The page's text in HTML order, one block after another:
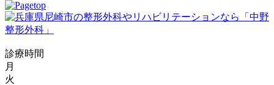
診療時間
月
火